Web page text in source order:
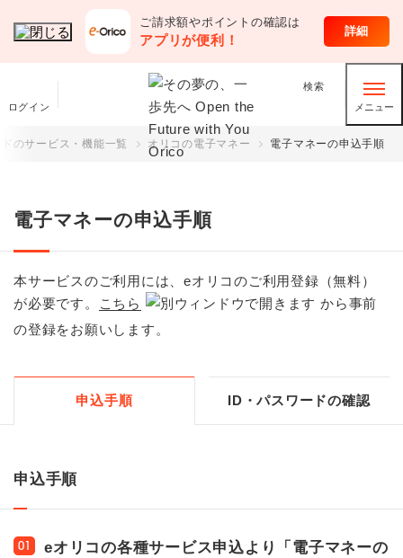
ご請求額やポイントの確認は
アプリが便利！
詳細
ログイン
検索
メニュー
クレジットカード
のサービス・機能一覧 オリコの電子マネー 電子マネーの申込手順
電子マネーの申込手順
本サービスのご利用には、eオリコのご利用登録（無料）
が必要です。
こちら
から事前
の登録をお願いします。
申込手順 ID・パスワードの確認
申込手順
01
eオリコの各種サービス申込より「電子マネーの